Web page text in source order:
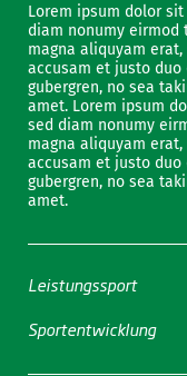
Lorem ipsum dolor
diam nonumy
magna aliquyam
accusam et justo
gubergren, no sea
amet. Lorem ipsum
sed diam nonumy
magna aliquyam
accusam et justo
gubergren, no sea
amet.
Leistungssport
Sportentwicklung